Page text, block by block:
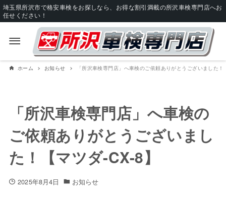
埼玉県所沢市で格安車検をお探しなら、お得な割引満載の所沢車検専門店へお
任せください！
ホーム お知らせ 「所沢車検専門店」へ車検のご依頼ありがとうございました
「所沢車検専門店」へ車検の
ご依頼ありがとうございまし
た！【マツダ-CX-8】
2025年8月4日 お知らせ